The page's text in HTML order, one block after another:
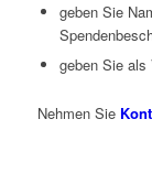
geben Sie
geben Sie als
Nehmen Sie